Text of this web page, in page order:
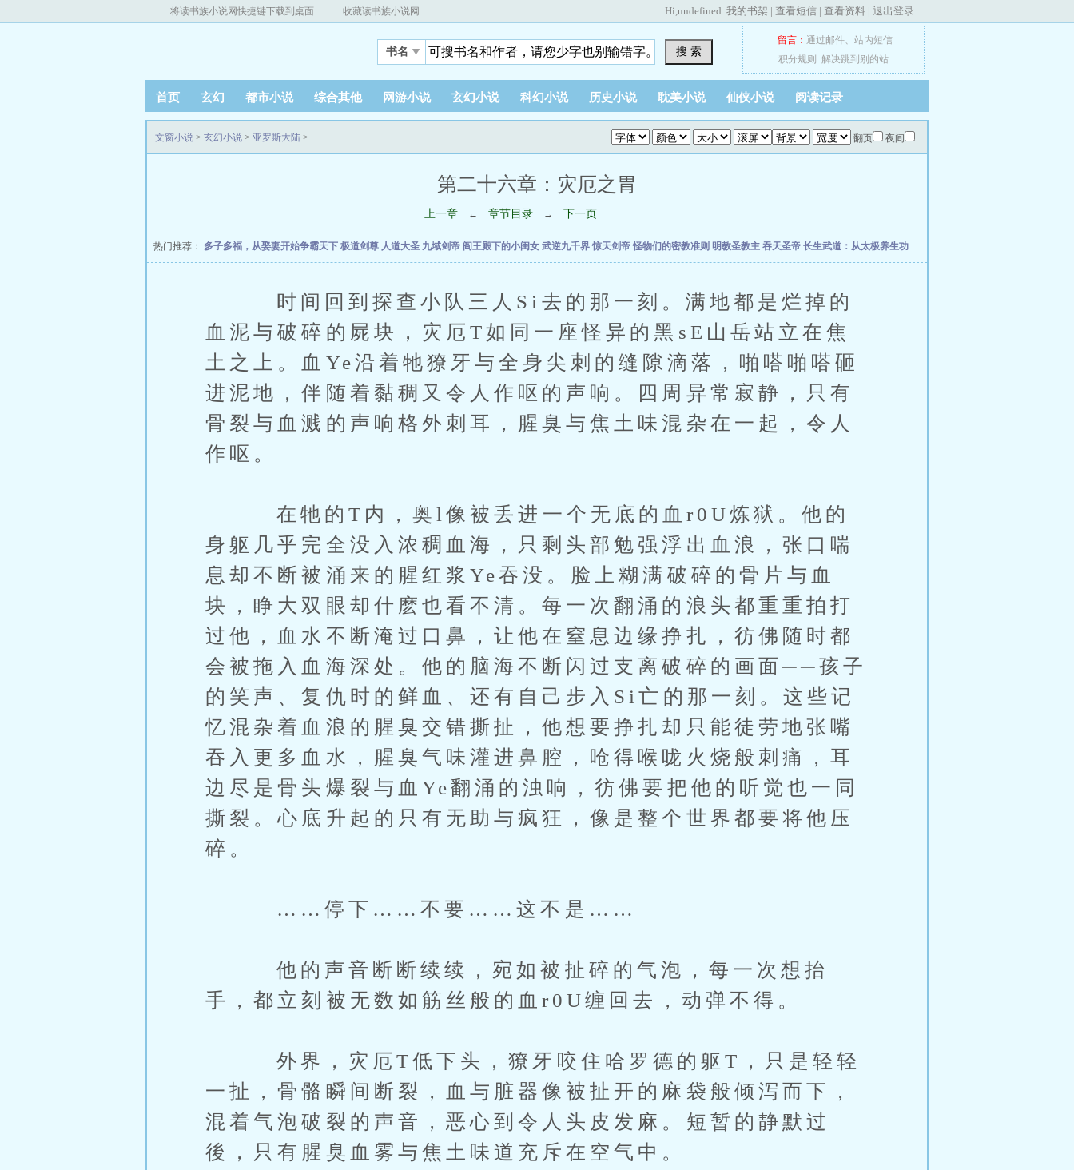
将读书族小说网快捷键下载到桌面 收藏读书族小说网 Hi,undefined 我的书架 | 查看短信 | 查看资料 | 退出登录
书名 搜 索
留言： 通过邮件、 站内短信
积分规则
解决跳到别的站
首页 玄幻 都市小说 综合其他 网游小说 玄幻小说 科幻小说 历史小说 耽美小说 仙侠小说 阅读记录
翻页 夜间
文窗小说 > 玄幻小说 > 亚罗斯大陆 >
第二十六章：灾厄之胃
上一章 ← 章节目录 → 下一页
热门推荐： 多子多福，从娶妻开始争霸天下 极道剑尊 人道大圣 九域剑帝 阎王殿下的小闺女 武逆九千界惊天剑帝怪物们的密教准则 明教圣教主 吞天圣帝 长生武道：从太极养生功开始
时间回到探查小队三人Si去的那一刻。满地都是烂掉的
血泥与破碎的屍块，灾厄T如同一座怪异的黑sE山岳站立在焦
土之上。血Ye沿着牠獠牙与全身尖刺的缝隙滴落，啪嗒啪嗒砸
进泥地，伴随着黏稠又令人作呕的声响。四周异常寂静，只有
骨裂与血溅的声响格外刺耳，腥臭与焦土味混杂在一起，令人
作呕。
在牠的T内，奥l像被丢进一个无底的血r0U炼狱。他的
身躯几乎完全没入浓稠血海，只剩头部勉强浮出血浪，张口喘
息却不断被涌来的腥红浆Ye吞没。脸上糊满破碎的骨片与血
块，睁大双眼却什麽也看不清。每一次翻涌的浪头都重重拍打
过他，血水不断淹过口鼻，让他在窒息边缘挣扎，彷佛随时都
会被拖入血海深处。他的脑海不断闪过支离破碎的画面──孩子
的笑声、复仇时的鲜血、还有自己步入Si亡的那一刻。这些记
忆混杂着血浪的腥臭交错撕扯，他想要挣扎却只能徒劳地张嘴
吞入更多血水，腥臭气味灌进鼻腔，呛得喉咙火烧般刺痛，耳
边尽是骨头爆裂与血Ye翻涌的浊响，彷佛要把他的听觉也一同
撕裂。心底升起的只有无助与疯狂，像是整个世界都要将他压
碎。
……停下……不要……这不是……
他的声音断断续续，宛如被扯碎的气泡，每一次想抬
手，都立刻被无数如筋丝般的血r0U缠回去，动弹不得。
外界，灾厄T低下头，獠牙咬住哈罗德的躯T，只是轻轻
一扯，骨骼瞬间断裂，血与脏器像被扯开的麻袋般倾泻而下，
混着气泡破裂的声音，恶心到令人头皮发麻。短暂的静默过
後，只有腥臭血雾与焦土味道充斥在空气中。